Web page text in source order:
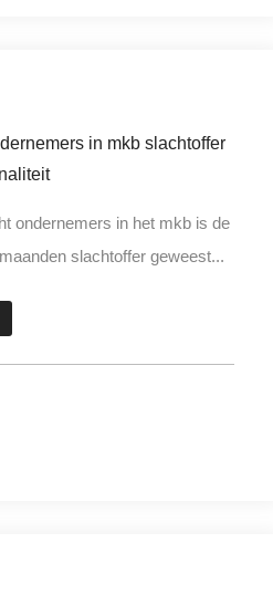
in mkb slachtoffer
ondernemers in het mkb is de
slachtoffer geweest...